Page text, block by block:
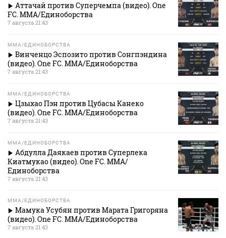
Аттачай против Суперчемпа (видео). One
FC. MMA/Единоборства
7 августа 21:43
MMA/ЕДИНОБОРСТВА
Винченцо Эспозито против Сонгпэндина
(видео). One FC. MMA/Единоборства
7 августа 21:43
MMA/ЕДИНОБОРСТВА
Цзыхао Пэн против Цубасы Канеко
(видео). One FC. MMA/Единоборства
7 августа 21:43
MMA/ЕДИНОБОРСТВА
Абдулла Даякаев против Суперлека
Киатмукао (видео). One FC. MMA/
Единоборства
7 августа 21:43
MMA/ЕДИНОБОРСТВА
Мамука Усубян против Марата Григоряна
(видео). One FC. MMA/Единоборства
7 августа 21:43